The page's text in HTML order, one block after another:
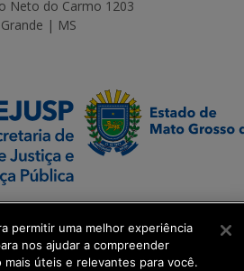
Neto do Carmo 1203
| MS
permitir uma melhor experiência
nos ajudar a compreender
mais úteis e relevantes para você.